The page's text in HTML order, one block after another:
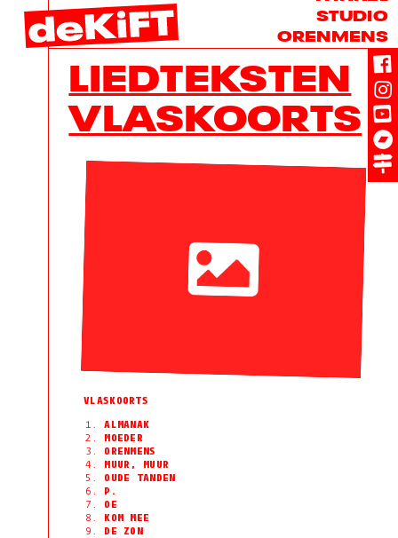
STUDIO
ORENMENS
LIEDTEKSTEN
VLASKOORTS
VLASKOORTS
ALMANAK
MOEDER
ORENMENS
MUUR, MUUR
OUDE TANDEN
P.
OE
KOM MEE
DE ZON